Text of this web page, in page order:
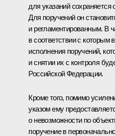
для указаний
Для поручений он
и регламентированным. В
в соответствии с которым
исполнения поручений,
и снятии их с контроля
Российской Федерации.
Кроме того, помимо
указом ему
о невозможности по
поручение в